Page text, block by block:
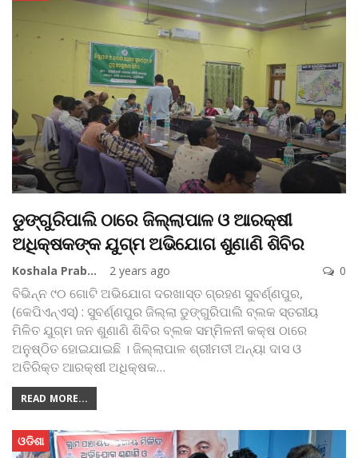
ଡୁଙ୍ଗୁରିପାଲି ଠାରେ ଜିଲ୍ଲାପାଳ ଓ ଆରକ୍ଷୀ
ଅଧିକ୍ଷକଙ୍କ ଯୁଗ୍ମ ଅଭିଯୋଗ ଶୁଣାଣି ଶିବିର
Koshala Prabaha 2 years ago 0
ବିଭିନ୍ନ ୯୦ ଗୋଟି ଅଭିଯୋଗ ଦରଖାସ୍ତ ଗ୍ରହଣସୁବର୍ଣ୍ଣପୁର,
(କେପିଏନ୍‌ଏସ୍‌) : ସୁବର୍ଣ୍ଣପୁର ଜିଲ୍ଲା ଡୁଙ୍ଗୁରିପାଲି ବ୍ଲକ ସ୍ତରୀୟ
ମିଳିତ ଯୁଗ୍ମ ଜନ ଶୁଣାଣି ଶିବିର ବ୍ଲକ ସମ୍ମିଳନୀ କକ୍ଷ ଠାରେ
ଅନୁଷ୍ଠିତ ହୋଇଯାଇଛି । ଜିଲ୍ଲାପାଳ ଶ୍ରୀମତୀ ଅନ୍ୟା ଦାସ ଓ
ଅତିରିକ୍ତ ଆରକ୍ଷୀ ଅଧିକ୍ଷକ…
READ MORE...
ଓଡିଶା